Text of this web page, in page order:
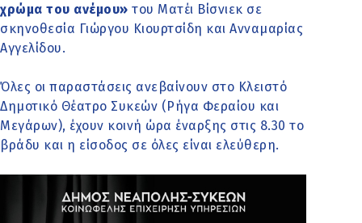
χρώμα του ανέμου» του Ματέι Βίσνιεκ σε
σκηνοθεσία Γιώργου Κιουρτσίδη και Ανναμαρίας
Αγγελίδου.
Όλες οι παραστάσεις ανεβαίνουν στο Κλειστό
Δημοτικό Θέατρο Συκεών (Ρήγα Φεραίου και
Μεγάρων), έχουν κοινή ώρα έναρξης στις 8.30 το
βράδυ και η είσοδος σε όλες είναι ελεύθερη.